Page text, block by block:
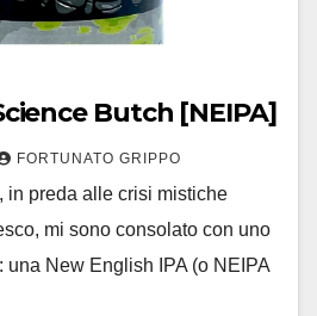
Butch [NEIPA]
FORTUNATO GRIPPO
in preda alle crisi mistiche
mi sono consolato con uno
una New English IPA (o NEIPA